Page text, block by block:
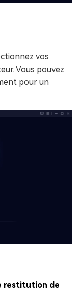
vos
Vous pouvez
pour un
restitution de